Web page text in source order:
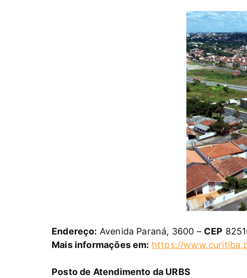
Endereço: Avenida Paraná, 3600 – CEP
Mais informações em: https://
Posto de Atendimento da URBS